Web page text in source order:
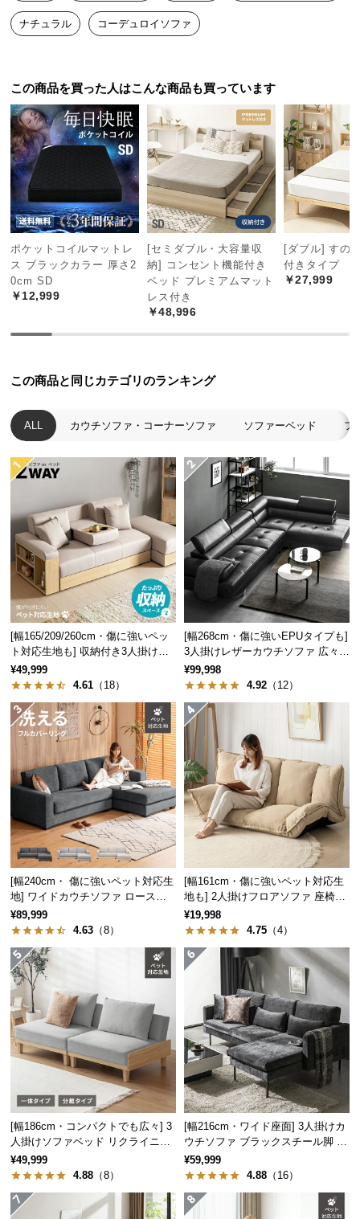
つ
い
開
梱
設
置
サ
ー
ビ
ス
つ
い
て
搬
路
に
つ
い
て
品・
キ
ャ
ン
セ
ル
に
つ
い
て
保
つ
い
会
規
約
に
つ
い
て
客
ポ
ー
お
形、大きさ、色が理想通りで大満足です！
ナチュラル コーデュロイソファ
この商品を買った人はこんな商品も買っています
ポケットコイルマットレ
ス ブラックカラー 厚さ2
0cm SD
￥12,999
[セミダブル・大容量収
納] コンセント機能付き
ベッド プレミアムマット
レス付き
￥48,996
[ダブル] すの
付きタイプ
￥27,999
この商品と同じカテゴリのランキング
ALL カウチソファ・コーナーソファ ソファーベッド フ
[幅165/209/260cm・傷に強いペッ
ト対応生地も] 収納付き3人掛け多
機能ソファ
¥49,999
4.61 （18）
[幅268cm・傷に強いEPUタイプも]
3人掛けレザーカウチソファ 広々設
計 高級感
¥99,998
4.92 （12）
[幅240cm・ 傷に強いペット対応生
地] ワイドカウチソファ ロースタ
イル
¥89,999
4.63 （8）
[幅161cm・傷に強いペット対応生
地も] 2人掛けフロアソファ 座椅子
タイプ リクライニング
¥19,998
4.75 （4）
[幅186cm・コンパクトでも広々] 3
人掛けソファベッド リクライニン
グ 天然木フレーム 北欧
¥49,999
4.88 （8）
[幅216cm・ワイド座面] 3人掛けカ
ウチソファ ブラックスチール脚 L
字 ホテルライク 高級感
¥59,999
4.88 （16）